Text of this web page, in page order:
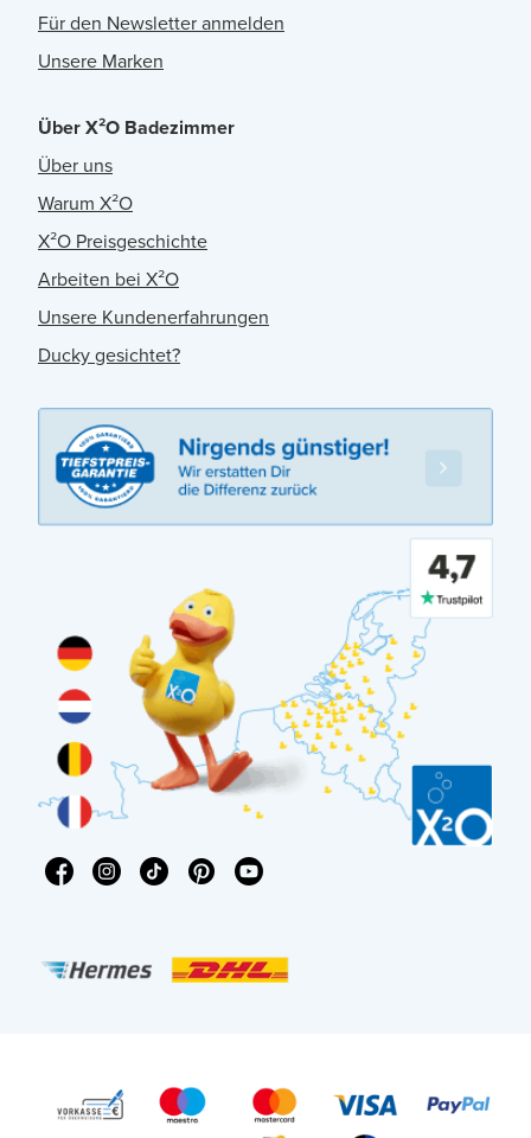
Für den Newsletter anmelden
Unsere Marken
Über X²O Badezimmer
Über uns
Warum X²O
X²O Preisgeschichte
Arbeiten bei X²O
Unsere Kundenerfahrungen
Ducky gesichtet?